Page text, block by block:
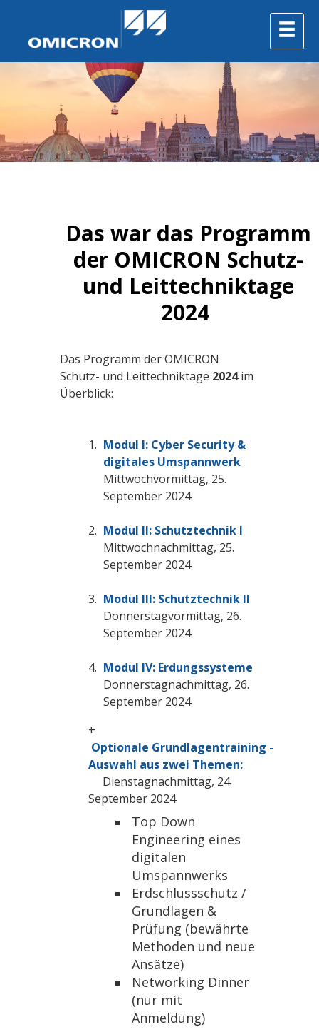
Das war das Programm
der OMICRON Schutz-
und Leittechniktage
2024
Das Programm der OMICRON
Schutz- und Leittechniktage 2024im
Überblick:
Modul I: Cyber Security &
digitales Umspannwerk
Mittwochvormittag, 25.
September 2024
Modul II: Schutztechnik I
Mittwochnachmittag, 25.
September 2024
Modul III: Schutztechnik II
Donnerstagvormittag, 26.
September 2024
Modul IV: Erdungssysteme
Donnerstagnachmittag, 26.
September 2024
+
Optionale Grundlagentraining -
Auswahl aus zwei Themen:
Dienstagnachmittag, 24.
September 2024
Top Down
Engineering eines
digitalen
Umspannwerks
Erdschlussschutz /
Grundlagen &
Prüfung (bewährte
Methoden und neue
Ansätze)
Networking Dinner
(nur mit
Anmeldung)